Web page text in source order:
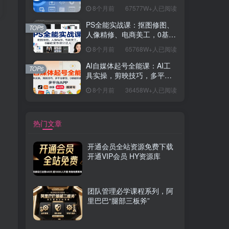
薪15K+岗位
8个月前 67577W+人已阅读
PS全能实战课：抠图修图、
人像精修、电商美工，0基础
8个月前 65768W+人已阅读
TOP5
AI自媒体起号全能课：AI工
具实操，剪映技巧，多平台
8个月前 36458W+人已阅读
TOP6
热门文章
开通会员全站资源免费下载
开通VIP会员 HY资源库
团队管理必学课程系列，阿
里巴巴“腿部三板斧”